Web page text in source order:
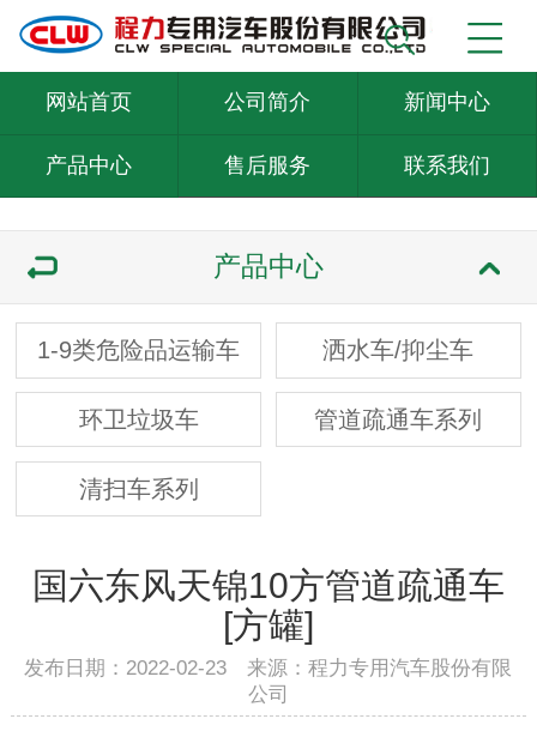
网站首页 公司简介 新闻中心
产品中心 售后服务 联系我们
产品中心
1-9类危险品运输车 洒水车/抑尘车
环卫垃圾车 管道疏通车系列
清扫车系列
国六东风天锦10方管道疏通车
[方罐]
发布日期：2022-02-23 来源：程力专用汽车股份有限
公司